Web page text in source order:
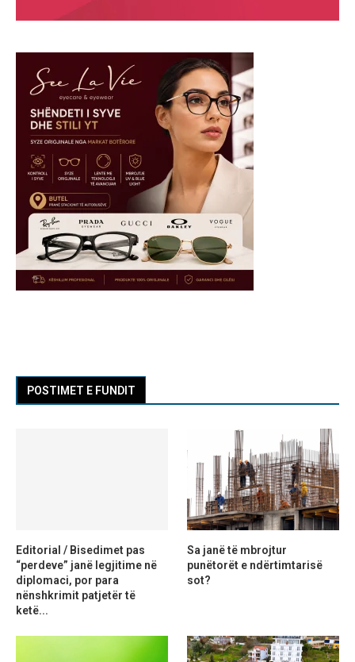
POSTIMET E FUNDIT
Editorial / Bisedimet pas
“perdeve” janë legjitime në
diplomaci, por para
nënshkrimit patjetër të
ketë...
Sa janë të mbrojtur
punëtorët e ndërtimtarisë
sot?